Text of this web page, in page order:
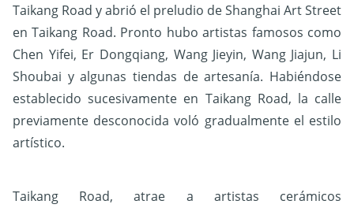
Taikang Road y abrió el preludio de Shanghai Art Street
en Taikang Road. Pronto hubo artistas famosos como
Chen Yifei, Er Dongqiang, Wang Jieyin, Wang Jiajun, Li
Shoubai y algunas tiendas de artesanía. Habiéndose
establecido sucesivamente en Taikang Road, la calle
previamente desconocida voló gradualmente el estilo
artístico.
Taikang Road, atrae a artistas cerámicos